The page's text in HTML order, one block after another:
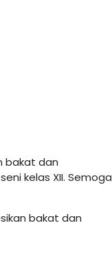
bakat dan
kelas XII. Semoga
bakat dan